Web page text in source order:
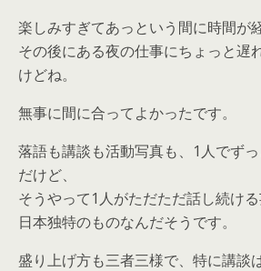
楽しみすぎてあっという間に時間が
その後にある夜の仕事にちょっと遅
けどね。
無事に間に合ってよかったです。
落語も講談も活動写真も、1人でず
だけど、
そうやって1人がただただ話し続ける
日本独特のものなんだそうです。
盛り上げ方も三者三様で、特に講談